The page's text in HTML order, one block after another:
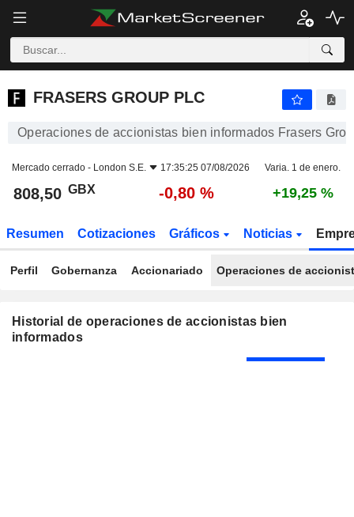
FRASERS GROUP PLC
FRASERS GROUP PLC
Operaciones de accionistas bien informados Frasers
Mercado cerrado - London S.E. 17:35:25 07/08/2026 Varia. 1 de enero.
808,50 GBX -0,80 % +19,25 %
Resumen Cotizaciones Gráficos Noticias
Perfil Gobernanza Accionariado Operaciones de
Historial de operaciones de accionistas bien
informados